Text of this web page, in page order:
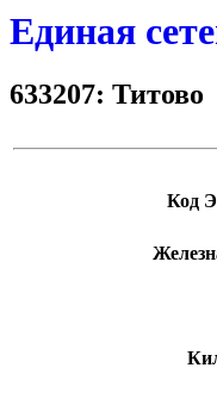
Единая
633207: Титово
Код